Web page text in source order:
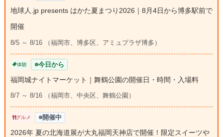
地球人.jp presents はかた夏まつり2026｜8月4日から博多駅前で
開催
8/5 ～ 8/16 （福岡市、博多区、アミュプラザ博多）
体験 今日から
福岡城ナイトマーケット｜舞鶴公園の開催日・時間・入場料
8/7 ～ 8/16 （福岡市、中央区、舞鶴公園）
グルメ 開催中
2026年 夏の北海道展が大丸福岡天神店で開催！限定スイーツや